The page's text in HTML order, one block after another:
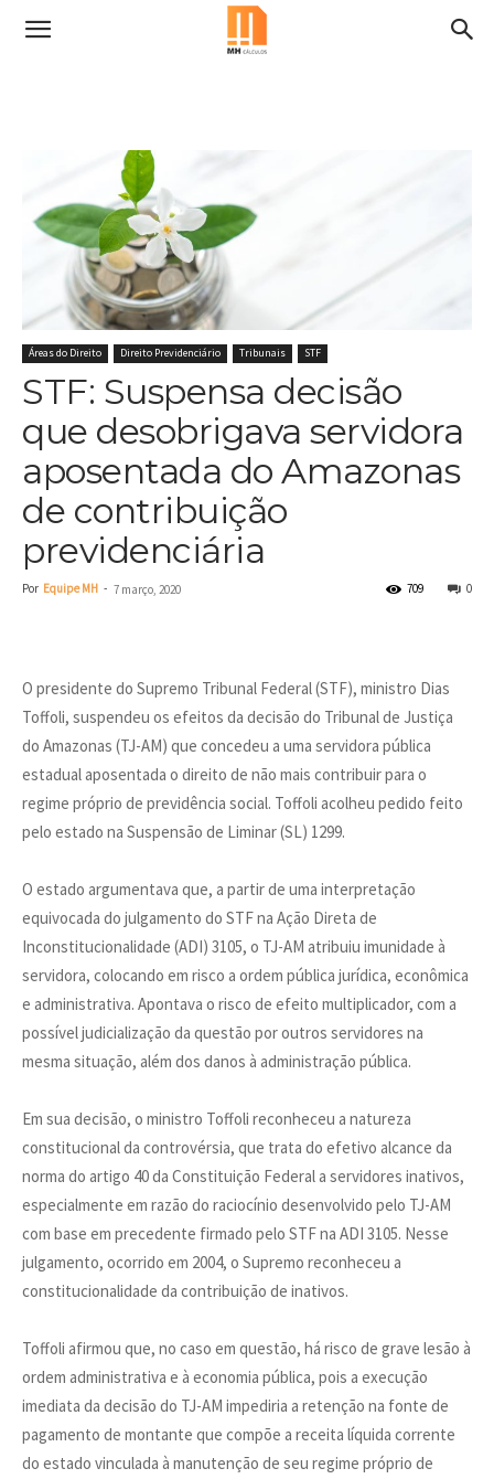
Áreas do Direito Direito Previdenciário Tribunais STF
STF: Suspensa decisão
que desobrigava servidora
aposentada do Amazonas
de contribuição
previdenciária
Por Equipe MH - 7 março, 2020 0
709
O presidente do Supremo Tribunal Federal (STF), ministro Dias
Toffoli, suspendeu os efeitos da decisão do Tribunal de Justiça
do Amazonas (TJ-AM) que concedeu a uma servidora pública
estadual aposentada o direito de não mais contribuir para o
regime próprio de previdência social. Toffoli acolheu pedido feito
pelo estado na Suspensão de Liminar (SL) 1299.
O estado argumentava que, a partir de uma interpretação
equivocada do julgamento do STF na Ação Direta de
Inconstitucionalidade (ADI) 3105, o TJ-AM atribuiu imunidade à
servidora, colocando em risco a ordem pública jurídica, econômica
e administrativa. Apontava o risco de efeito multiplicador, com a
possível judicialização da questão por outros servidores na
mesma situação, além dos danos à administração pública.
Em sua decisão, o ministro Toffoli reconheceu a natureza
constitucional da controvérsia, que trata do efetivo alcance da
norma do artigo 40 da Constituição Federal a servidores inativos,
especialmente em razão do raciocínio desenvolvido pelo TJ-AM
com base em precedente firmado pelo STF na ADI 3105. Nesse
julgamento, ocorrido em 2004, o Supremo reconheceu a
constitucionalidade da contribuição de inativos.
Toffoli afirmou que, no caso em questão, há risco de grave lesão à
ordem administrativa e à economia pública, pois a execução
imediata da decisão do TJ-AM impediria a retenção na fonte de
pagamento de montante que compõe a receita líquida corrente
do estado vinculada à manutenção de seu regime próprio de